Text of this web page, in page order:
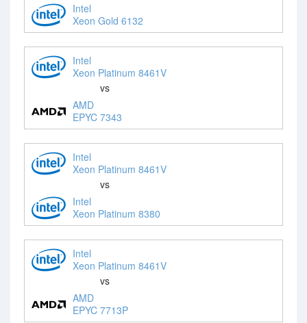
Intel
Xeon Gold 6132
Intel
Xeon Platinum 8461V
vs
AMD
EPYC 7343
Intel
Xeon Platinum 8461V
vs
Intel
Xeon Platinum 8380
Intel
Xeon Platinum 8461V
vs
AMD
EPYC 7713P